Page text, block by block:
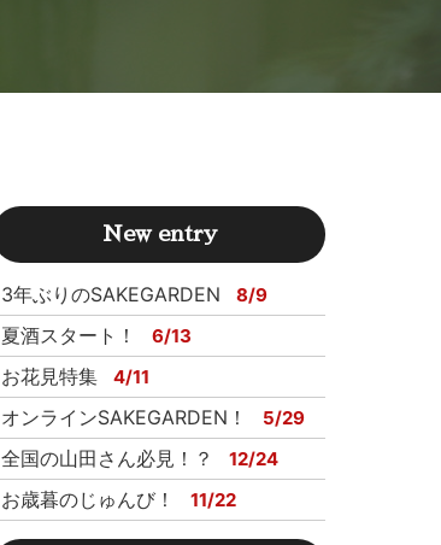
New entry
3年ぶりのSAKEGARDEN 8/9
夏酒スタート！ 6/13
お花見特集 4/11
オンラインSAKEGARDEN！ 5/29
全国の山田さん必見！？ 12/24
お歳暮のじゅんび！ 11/22